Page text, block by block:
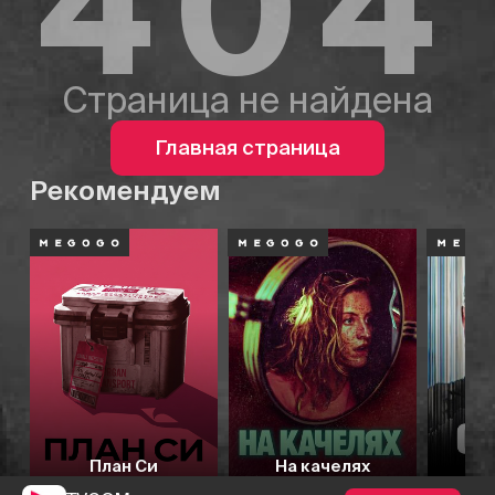
Страница не найдена
Главная страница
Рекомендуем
План Си На качелях